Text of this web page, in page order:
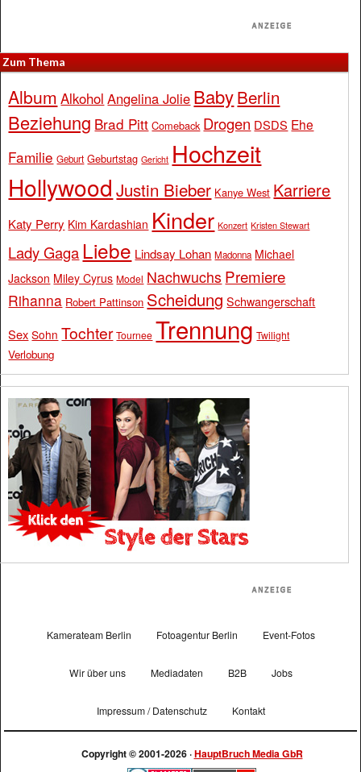
Zum Thema
Album Alkohol Angelina Jolie BabyBerlin
Beziehung Brad Pitt Comeback Drogen DSDS Ehe
Familie Geburt Geburtstag Gericht Hochzeit
Hollywood Justin Bieber Kanye West Karriere
Katy Perry Kim Kardashian Kinder Konzert Kristen Stewart
Lady Gaga Liebe Lindsay Lohan Madonna Michael
Jackson Miley Cyrus Model Nachwuchs Premiere
Rihanna Robert Pattinson Scheidung Schwangerschaft
Sex Sohn Tochter Tournee Trennung Twilight
Verlobung
Kamerateam Berlin Fotoagentur Berlin Event-Fotos
Wir über uns Mediadaten B2B Jobs
Impressum / Datenschutz Kontakt
Copyright © 2001-2026 ·HauptBruch Media GbR